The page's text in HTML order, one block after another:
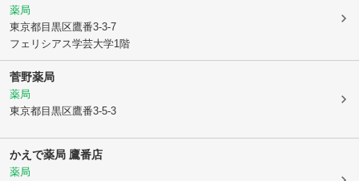
薬局
東京都目黒区鷹番3-3-7
フェリシアス学芸大学1階
菅野薬局
薬局
東京都目黒区鷹番3-5-3
かえで薬局 鷹番店
薬局